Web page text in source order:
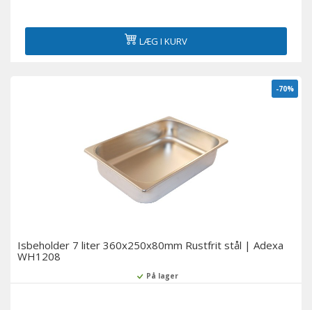
LÆG I KURV
-70%
Isbeholder 7 liter 360x250x80mm Rustfrit stål | Adexa
WH1208
På lager